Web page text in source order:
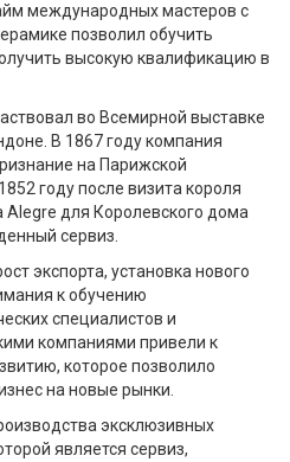
международных мастеров с
позволил обучить
высокую квалификацию в
во Всемирной выставке
В 1867 году компания
на Парижской
году после визита короля
для Королевского дома
сервиз.
экспорта, установка нового
к обучению
специалистов и
компаниями привели к
которое позволило
на новые рынки.
эксклюзивных
является сервиз,